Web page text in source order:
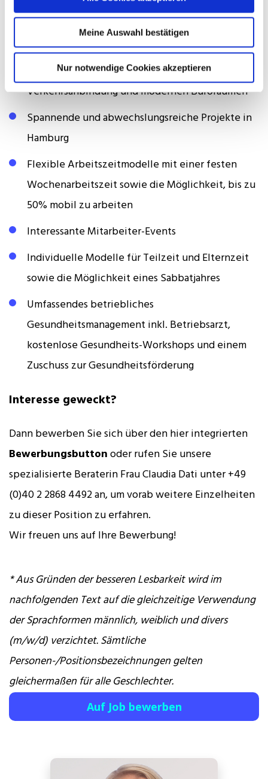
Meine Auswahl bestätigen
Nur notwendige Cookies akzeptieren
Weitere Sozialleistungen inkl. Sportangebot und
Zuschuss zum HVV-ProfiTicket
Attraktiver Arbeitsplatz im Herzen der
Hamburger Innenstadt mit sehr guter
Verkehrsanbindung und modernen Büroräumen
Spannende und abwechslungsreiche Projekte in
Hamburg
Flexible Arbeitszeitmodelle mit einer festen
Wochenarbeitszeit sowie die Möglichkeit, bis zu
50% mobil zu arbeiten
Interessante Mitarbeiter-Events
Individuelle Modelle für Teilzeit und Elternzeit
sowie die Möglichkeit eines Sabbatjahres
Umfassendes betriebliches
Gesundheitsmanagement inkl. Betriebsarzt,
kostenlose Gesundheits-Workshops und einem
Zuschuss zur Gesundheitsförderung
Interesse geweckt?
Dann bewerben Sie sich über den hier integrierten
Bewerbungsbuttonoder rufen Sie unsere
spezialisierte Beraterin Frau Claudia Dati unter +49
(0)40 2 2868 4492 an, um vorab weitere Einzelheiten
zu dieser Position zu erfahren.
Wir freuen uns auf Ihre Bewerbung!
* Aus Gründen der besseren Lesbarkeit wird im
nachfolgenden Text auf die gleichzeitige Verwendung
der Sprachformen männlich, weiblich und divers
(m/w/d) verzichtet. Sämtliche
Personen-/Positionsbezeichnungen gelten
gleichermaßen für alle Geschlechter.
Auf Job bewerben